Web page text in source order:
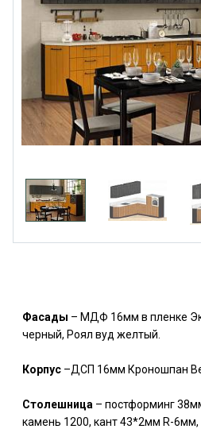
Фасады – МДФ 16мм в пленке
черный, Роял вуд желтый.
Корпус –ДСП 16мм Кроношпан
Столешница – постформинг
камень 1200, кант 43*2мм R-6мм,